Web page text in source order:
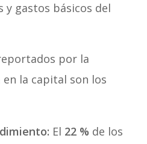
y gastos básicos del
por la
la capital son los
El 22 % de los